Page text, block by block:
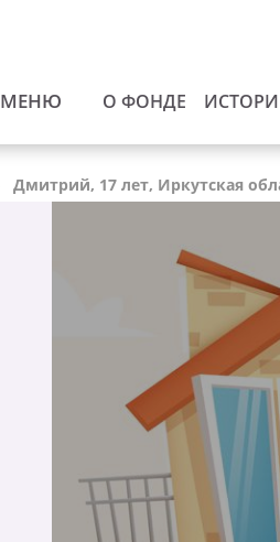
МЕНЮ О ФОНДЕ
Дмитрий, 17 лет, Иркутская